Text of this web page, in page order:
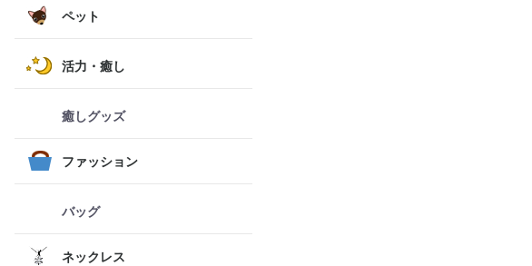
ペット
活力・癒し
癒しグッズ
ファッション
バッグ
ネックレス